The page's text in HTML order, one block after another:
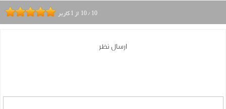
10/10 از1کاربر
ارسال نظر